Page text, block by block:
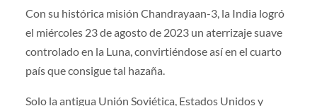
Con su histórica misión Chandrayaan-3, la India logró
el miércoles 23 de agosto de 2023 un aterrizaje suave
controlado en la Luna, convirtiéndose así en el cuarto
país que consigue tal hazaña.
Solo la antigua Unión Soviética, Estados Unidos y